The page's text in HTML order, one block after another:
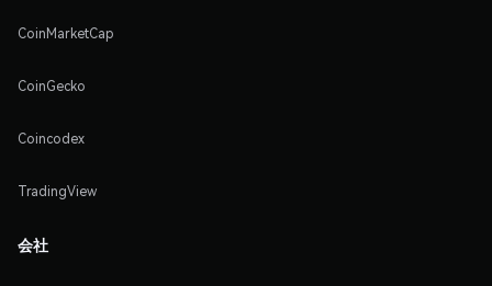
CoinMarketCap
CoinGecko
Coincodex
TradingView
会社